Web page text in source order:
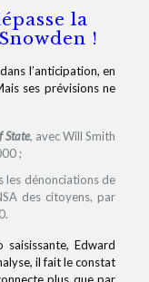
la
!
l’anticipation, en
ses prévisions ne
State, avec Will Smith
;
les dénonciations de
des citoyens, par
Edward
il fait le constat